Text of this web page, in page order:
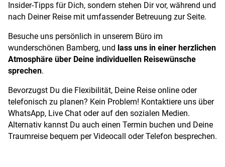
Insider-Tipps für Dich, sondern stehen Dir vor, während und
nach Deiner Reise mit umfassender Betreuung zur Seite.
Besuche uns persönlich in unserem Büro im
wunderschönen Bamberg, und lass uns in einer herzlichen
Atmosphäre über Deine individuellen Reisewünsche
sprechen.
Bevorzugst Du die Flexibilität, Deine Reise online oder
telefonisch zu planen? Kein Problem! Kontaktiere uns über
WhatsApp, Live Chat oder auf den sozialen Medien.
Alternativ kannst Du auch einen Termin buchen und Deine
Traumreise bequem per Videocall oder Telefon besprechen.